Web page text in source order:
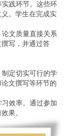
践环节。这些环
。学生在完成实
文质量直接关系
写，并通过答
定切实可行的学
文撰写等环节的
效率。通过参加
果。